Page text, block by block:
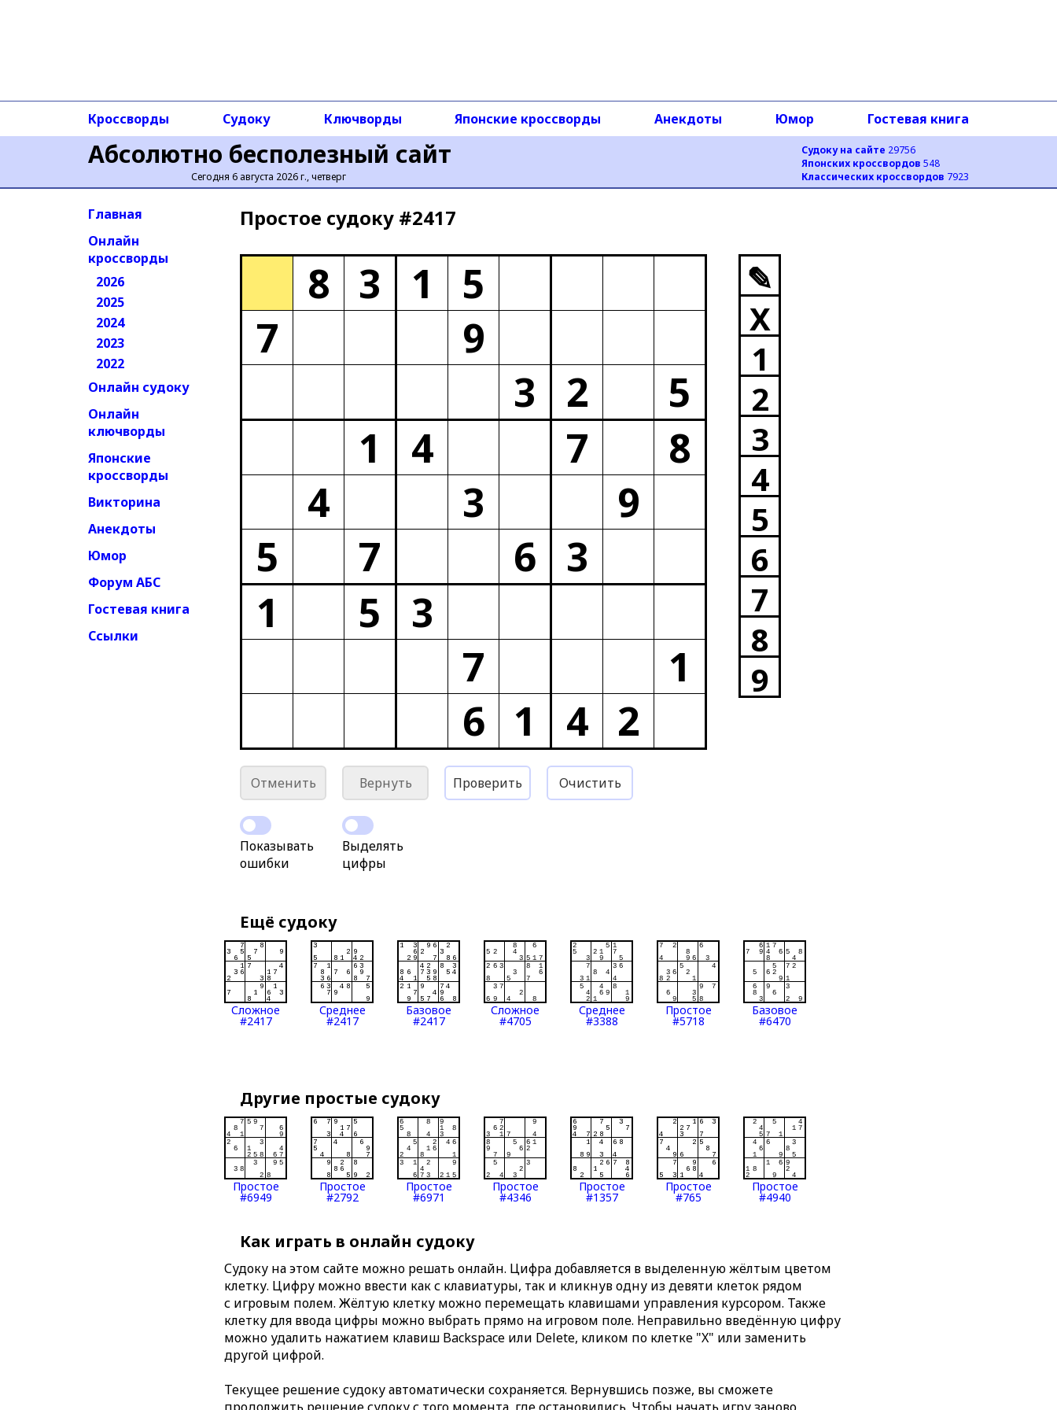
Абсолютно бесполезный сайт
Сегодня 6 августа 2026 г., четверг
Судоку на сайте 29756
Японских кроссвордов 548
Классических кроссвордов 7923
Кроссворды Судоку Ключворды Японские кроссворды Анекдоты Юмор Гостевая книга
Главная
Онлайн
кроссворды
2026
2025
2024
2023
2022
Онлайн судоку
Онлайн
ключворды
Японские
кроссворды
Викторина
Анекдоты
Юмор
Форум АБС
Гостевая книга
Ссылки
Простое cудоку #2417
8 3 1
5
7
9
3
2
5
1
4 7
8
4
3
9
5
7 6
3
1
5
3
7
1
6 1 4 2
✎
X
1
2
3
4
5
6
7
8
9
Отменить Вернуть Проверить Очистить
Показывать
ошибки
Выделять
цифры
Ещё судоку
Сложное
#2417
Среднее
#2417
Базовое
#2417
Сложное
#4705
Среднее
#3388
Простое
#5718
Базовое
#6470
Другие простые судоку
Простое
#6949
Простое
#2792
Простое
#6971
Простое
#4346
Простое
#1357
Простое
#765
Простое
#4940
Как играть в онлайн судоку
Судоку на этом сайте можно решать онлайн. Цифра добавляется в выделенную жёлтым цветом
клетку. Цифру можно ввести как с клавиатуры, так и кликнув одну из девяти клеток рядом
с игровым полем. Жёлтую клетку можно перемещать клавишами управления курсором. Также
клетку для ввода цифры можно выбрать прямо на игровом поле. Неправильно введённую цифру
можно удалить нажатием клавиш Backspace или Delete, кликом по клетке "X" или заменить
другой цифрой.
Текущее решение судоку автоматически сохраняется. Вернувшись позже, вы сможете